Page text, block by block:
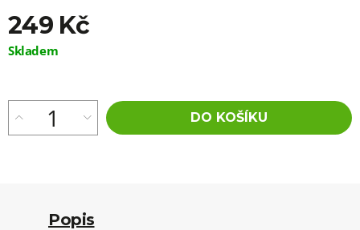
249 Kč
Měrná
Skladem
DO KOŠÍKU
Popis
Původně:
149
Kč